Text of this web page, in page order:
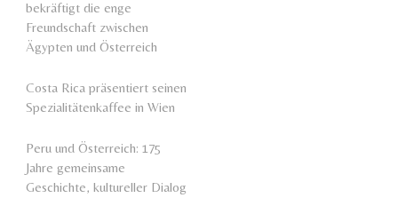
bekräftigt die enge
Freundschaft zwischen
Ägypten und Österreich
Costa Rica präsentiert seinen
Spezialitätenkaffee in Wien
Peru und Österreich: 175
Jahre gemeinsame
Geschichte, kultureller Dialog